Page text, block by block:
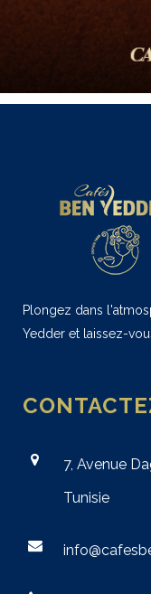
Plongez dans
Yedder et laissez-
7, Avenue
Tunisie